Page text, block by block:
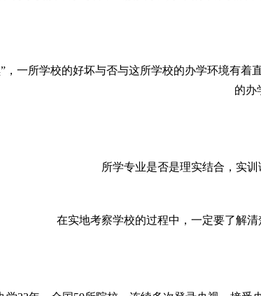
，一所学校的好坏与否与这所学校的办学环境有
的办
所学专业是否是理实结合，实
在实地考察学校的过程中，一定要了解